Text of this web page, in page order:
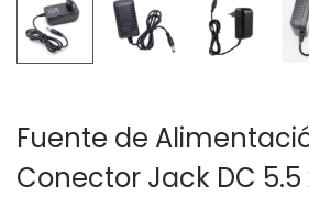
Fuente de
Conector Jack DC 5.5